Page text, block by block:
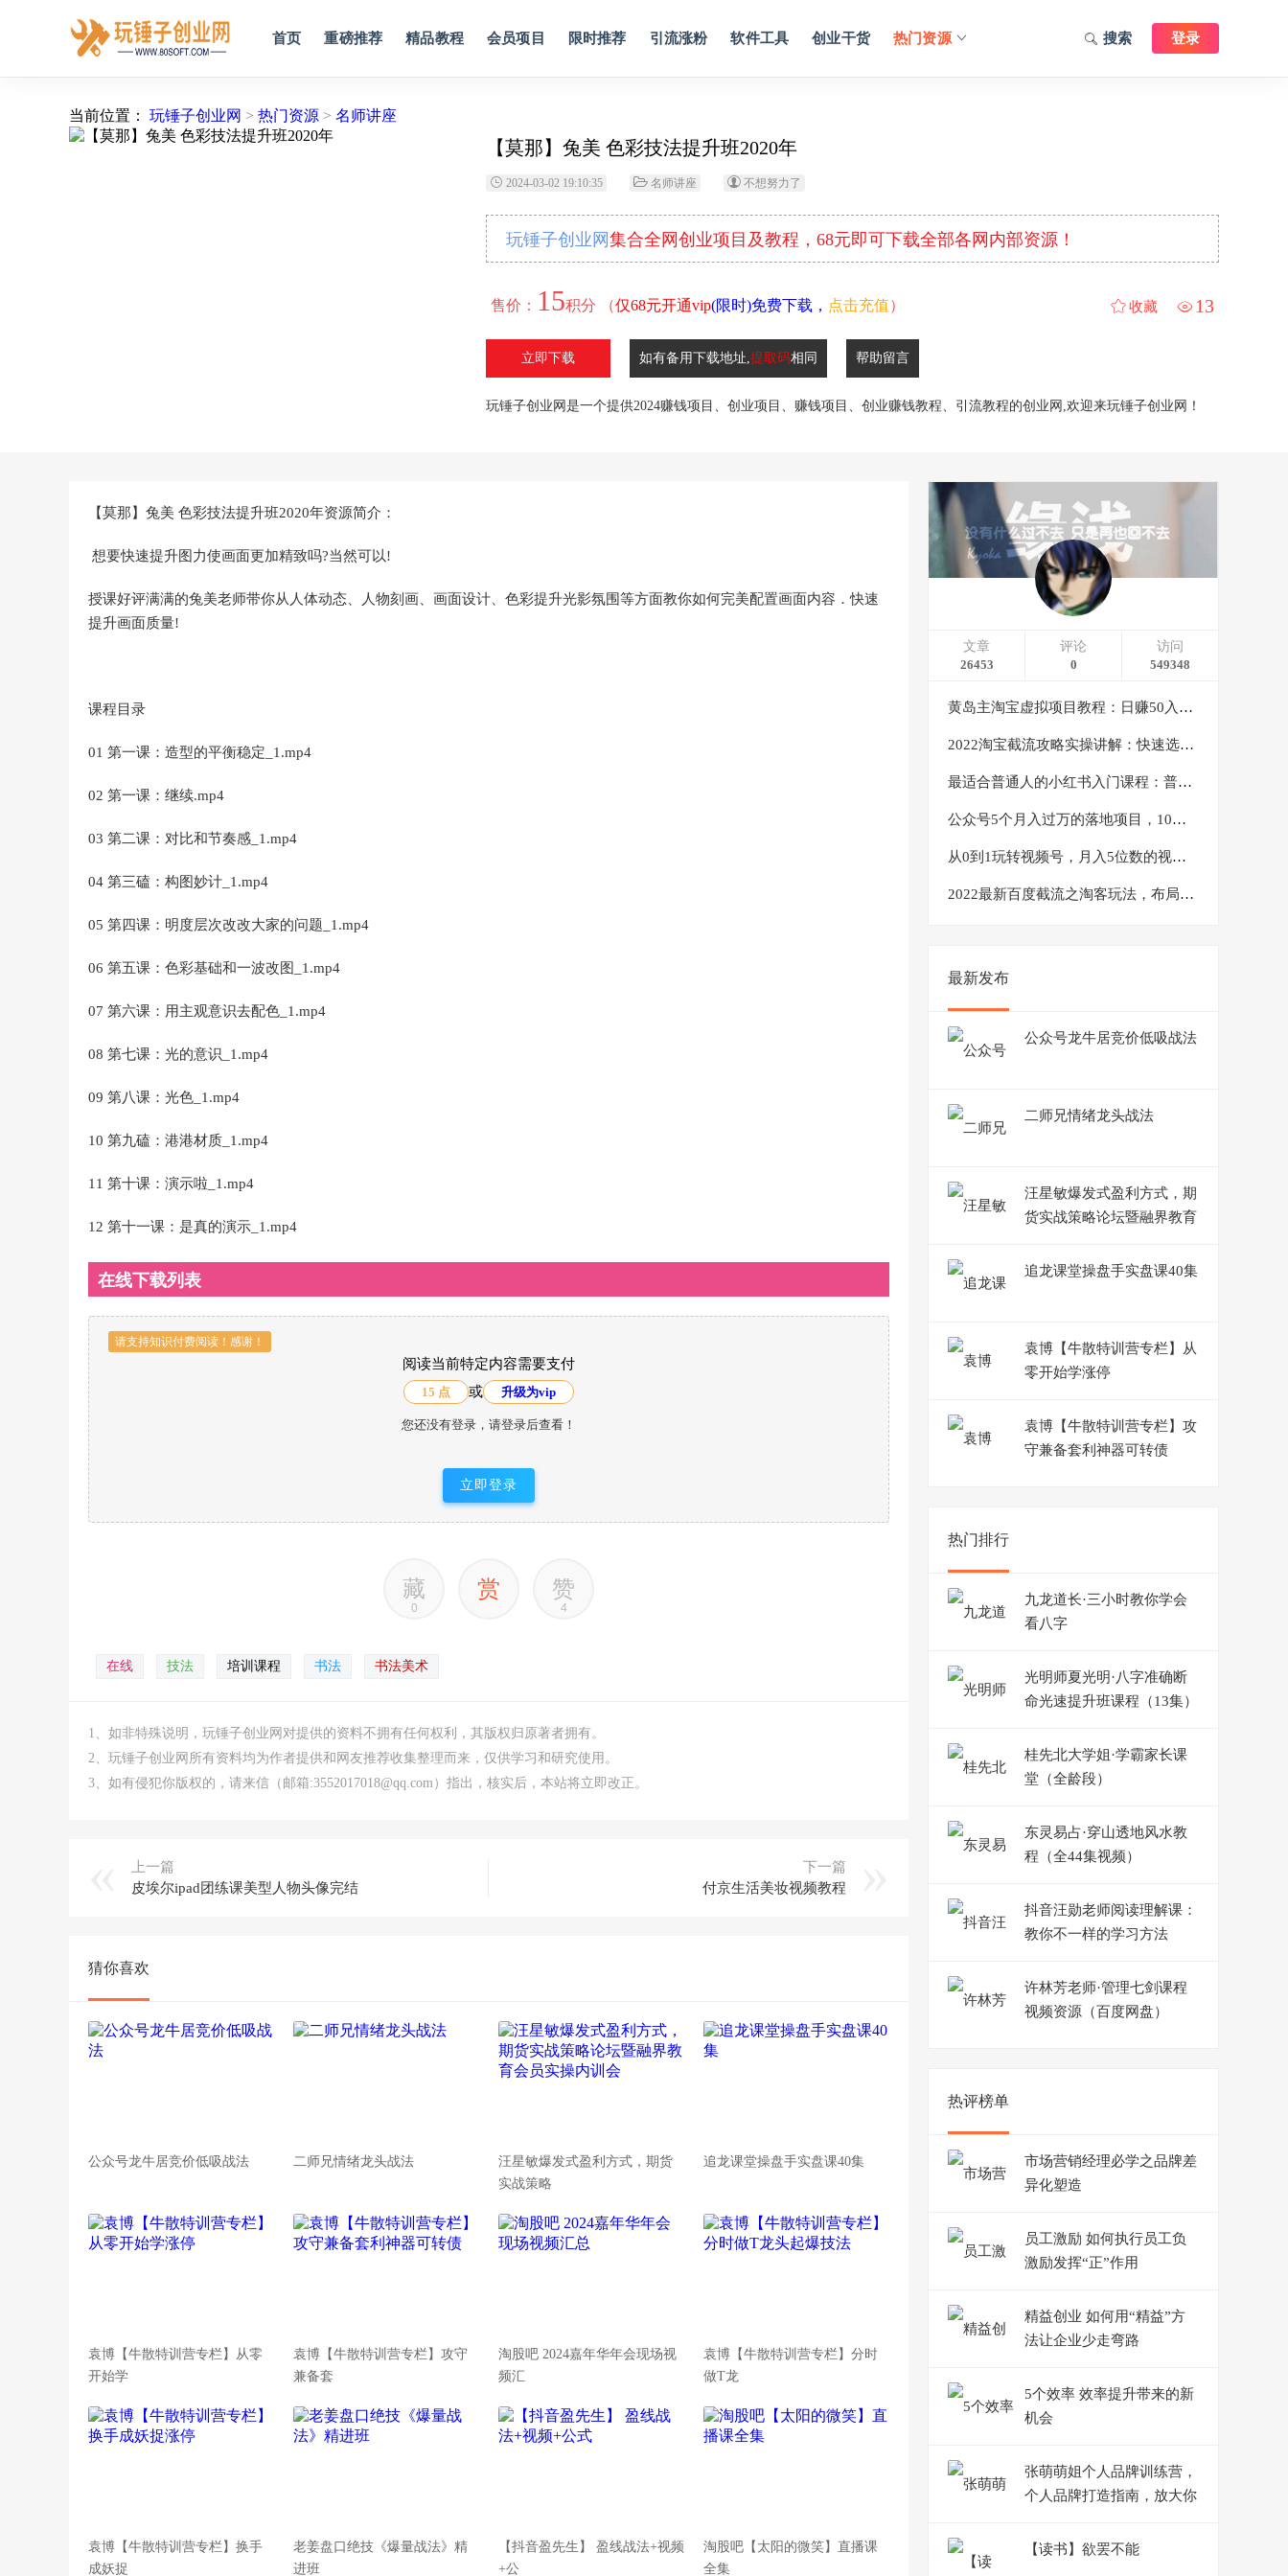
首页 重磅推荐 精品教程 会员项目 限时推荐 引流涨粉 软件工具 创业干货 热门资源 登录
搜索
当前位置： 玩锤子创业网 > 热门资源 > 名师讲座
【莫那】兔美 色彩技法提升班2020年
2024-03-02 19:10:35 名师讲座 不想努力了
玩锤子创业网 集合全网创业项目及教程，68元即可下载全部各网内部资源！
售价： 15积分 （仅68元开通vip(限时)免费下载， 点击充值） 13
收藏
立即下载 如有备用下载地址,提取码相同 帮助留言
玩锤子创业网是一个提供2024赚钱项目、创业项目、赚钱项目、创业赚钱教程、引流教程的创业网,欢迎来玩锤子创业网！
【莫那】兔美 色彩技法提升班2020年资源简介：
想要快速提升图力使画面更加精致吗?当然可以!
授课好评满满的兔美老师带你从人体动态、人物刻画、画面设计、色彩提升光影氛围等方面教你如何完美配置画面内容．快速
提升画面质量!
课程目录
01 第一课：造型的平衡稳定_1.mp4
02 第一课：继续.mp4
03 第二课：对比和节奏感_1.mp4
04 第三磕：构图妙计_1.mp4
05 第四课：明度层次改改大家的问题_1.mp4
06 第五课：色彩基础和一波改图_1.mp4
07 第六课：用主观意识去配色_1.mp4
08 第七课：光的意识_1.mp4
09 第八课：光色_1.mp4
10 第九磕：港港材质_1.mp4
11 第十课：演示啦_1.mp4
12 第十一课：是真的演示_1.mp4
在线下载列表
请支持知识付费阅读！感谢！
阅读当前特定内容需要支付
15 点 或 升级为vip
您还没有登录，请登录后查看！
立即登录
藏
0
赏 赞
4
在线 技法 培训课程 书法 书法美术
1、如非特殊说明，玩锤子创业网对提供的资料不拥有任何权利，其版权归原著者拥有。
2、玩锤子创业网所有资料均为作者提供和网友推荐收集整理而来，仅供学习和研究使用。
3、如有侵犯你版权的，请来信（邮箱:3552017018@qq.com）指出，核实后，本站将立即改正。
上一篇
皮埃尔ipad团练课美型人物头像完结
下一篇
付京生活美妆视频教程
猜你喜欢
公众号龙牛居竞价低吸战法 二师兄情绪龙头战法
汪星敏爆发式盈利方式，期货
实战策略
追龙课堂操盘手实盘课40集
袁博【牛散特训营专栏】从零
开始学
袁博【牛散特训营专栏】攻守
兼备套
淘股吧 2024嘉年华年会现场视
频汇
袁博【牛散特训营专栏】分时
做T龙
袁博【牛散特训营专栏】换手
成妖捉
老姜盘口绝技《爆量战法》精
进班
【抖音盈先生】 盈线战法+视频
+公
淘股吧【太阳的微笑】直播课
全集
文章
26453
评论
0
访问
549348
黄岛主淘宝虚拟项目教程：日赚50入门基础班（两节课附配套资料）
2022淘宝截流攻略实操讲解：快速选品+直接复制+快速起店
最适合普通人的小红书入门课程：普通人如何通过做小红书年入50万
公众号5个月入过万的落地项目，10大获客渠道，实测涨粉21万
从0到1玩转视频号，月入5位数的视频号搬运项目，定位+选品+制作+变现全流程
2022最新百度截流之淘客玩法，布局流量一单利润可达300+【视频课程】
最新发布
公众号龙牛居竞价低吸战法
二师兄情绪龙头战法
汪星敏爆发式盈利方式，期
货实战策略论坛暨融界教育
追龙课堂操盘手实盘课40集
袁博【牛散特训营专栏】从
零开始学涨停
袁博【牛散特训营专栏】攻
守兼备套利神器可转债
热门排行
九龙道长·三小时教你学会
看八字
光明师夏光明·八字准确断
命光速提升班课程（13集）
桂先北大学姐·学霸家长课
堂（全龄段）
东灵易占·穿山透地风水教
程（全44集视频）
抖音汪勋老师阅读理解课：
教你不一样的学习方法
许林芳老师·管理七剑课程
视频资源（百度网盘）
热评榜单
市场营销经理必学之品牌差
异化塑造
员工激励 如何执行员工负
激励发挥“正”作用
精益创业 如何用“精益”方
法让企业少走弯路
5个效率 效率提升带来的新
机会
张萌萌姐个人品牌训练营，
个人品牌打造指南，放大你
【读书】欲罢不能